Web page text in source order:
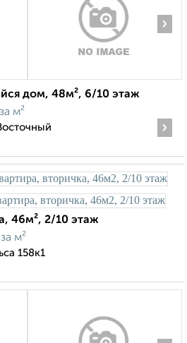
›
дом, 48м², 6/10 этаж
за м²
›
46м², 2/10 этаж
за м²
158к1